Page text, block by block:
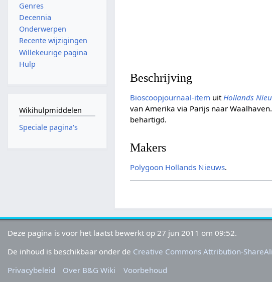
Beschrijving
Bioscoopjournaal-item uitHollands
van Amerika via Parijs naar
behartigd.
Makers
Polygoon Hollands Nieuws.
Genres
Decennia
Onderwerpen
Recente wijzigingen
Willekeurige pagina
Hulp
Wikihulpmiddelen
Speciale pagina's
Deze pagina is voor het laatst bewerkt op 27 jun 2011 om 09:52.
De inhoud is beschikbaar onder de Creative Commons Attribution-
Privacybeleid
Over B&G Wiki Voorbehoud